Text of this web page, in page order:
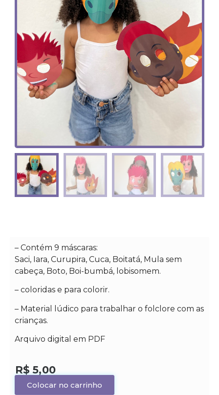
– Contém 9 máscaras:
Saci, Iara, Curupira, Cuca, Boitatá, Mula sem
cabeça, Boto, Boi-bumbá, lobisomem.
– ⁠coloridas e para colorir.
– Material lúdico para trabalhar o folclore com as
crianças.
Arquivo digital em PDF
R$ 5,00
Colocar no carrinho